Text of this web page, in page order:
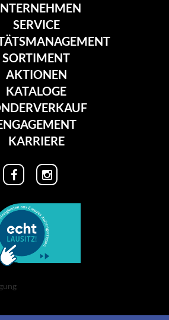
SERVICE
SORTIMENT
AKTIONEN
KATALOGE
KARRIERE